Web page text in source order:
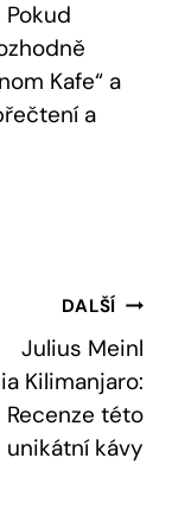
Kafe“ a
a
DALŠÍ
Julius Meinl
Kilimanjaro:
Recenze této
unikátní kávy